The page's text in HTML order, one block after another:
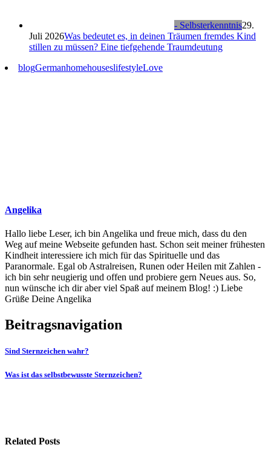
- Selbsterkenntnis29.
Juli 2026Was bedeutet es, in deinen Träumen fremdes Kind
stillen zu müssen? Eine tiefgehende Traumdeutung
blogGermanhomehouseslifestyleLove
Angelika
Hallo liebe Leser, ich bin Angelika und freue mich, dass du den
Weg auf meine Webseite gefunden hast. Schon seit meiner frühesten
Kindheit interessiere ich mich für das Spirituelle und das
Paranormale. Egal ob Astralreisen, Runen oder Heilen mit Zahlen -
ich bin sehr neugierig und offen und probiere gern Neues aus. So,
nun wünsche ich dir aber viel Spaß auf meinem Blog! :) Liebe
Grüße Deine Angelika
Beitragsnavigation
Sind Sternzeichen wahr?
Was ist das selbstbewusste Sternzeichen?
Related Posts